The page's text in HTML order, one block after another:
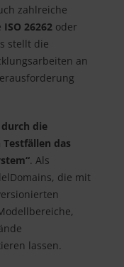
zahlreiche
ISO 26262 oder
stellt die
an
die
das
. Als
die mit
lassen.